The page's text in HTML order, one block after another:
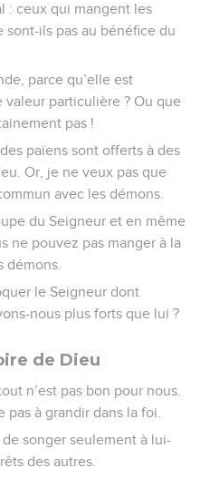
: ceux qui mangent les
ils pas au bénéfice du
parce qu’elle est
particulière ? Ou que
pas !
païens sont offerts à des
Or, je ne veux pas que
avec les démons.
du Seigneur et en même
ne pouvez pas manger à la
démons.
le Seigneur dont
nous plus forts que lui ?
de Dieu
n’est pas bon pour nous.
pas à grandir dans la foi.
songer seulement à lui-
des autres.